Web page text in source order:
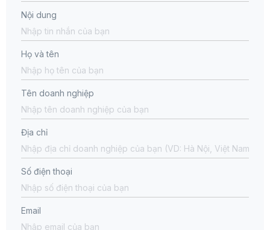
Nội dung
Họ và tên
Tên doanh nghiệp
Địa chỉ
Số điện thoại
Email